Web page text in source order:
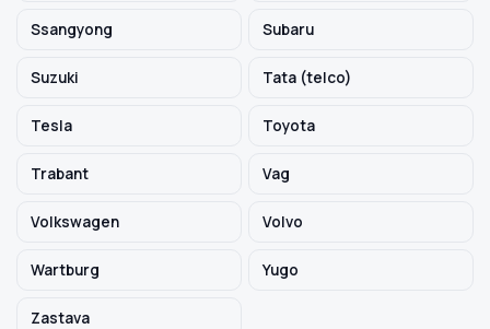
Ssangyong Subaru
Suzuki Tata (telco)
Tesla Toyota
Trabant Vag
Volkswagen Volvo
Wartburg Yugo
Zastava